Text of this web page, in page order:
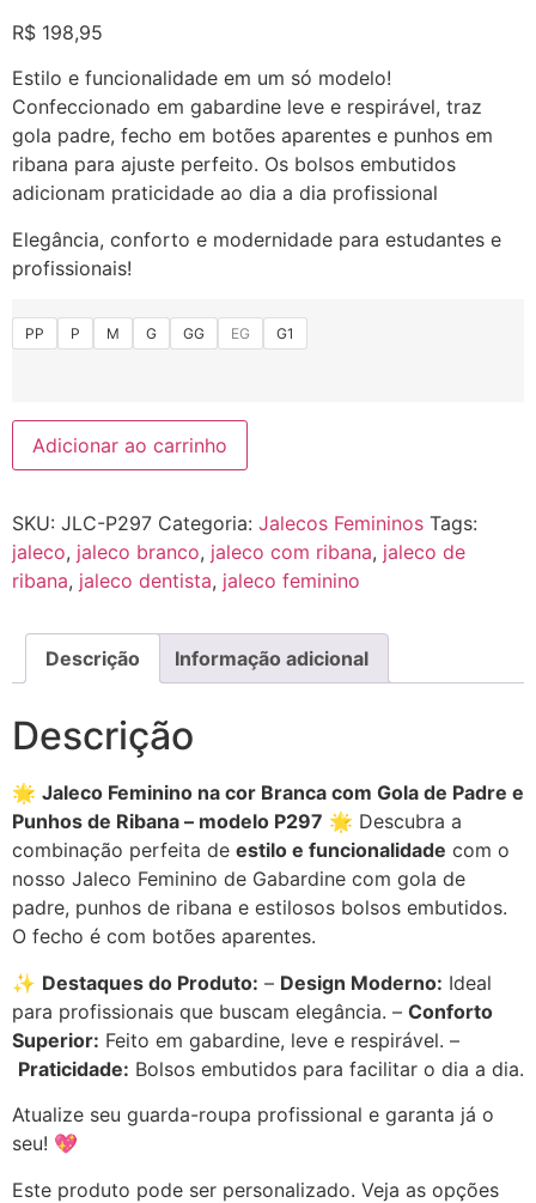
R$ 198,95
Estilo e funcionalidade em um só modelo!
Confeccionado em gabardine leve e respirável, traz
gola padre, fecho em botões aparentes e punhos em
ribana para ajuste perfeito. Os bolsos embutidos
adicionam praticidade ao dia a dia profissional
Elegância, conforto e modernidade para estudantes e
profissionais!
PP P M G GG EG G1
Adicionar ao carrinho
SKU: JLC-P297 Categoria: Jalecos Femininos Tags:
jaleco, jaleco branco, jaleco com ribana, jaleco de
ribana, jaleco dentista, jaleco feminino
Descrição Informação adicional
Descrição
🌟 Jaleco Feminino na cor Branca com Gola de Padre e
Punhos de Ribana – modelo P297 🌟 Descubra a
combinação perfeita de estilo e funcionalidade com o
nosso Jaleco Feminino de Gabardine com gola de
padre, punhos de ribana e estilosos bolsos embutidos.
O fecho é com botões aparentes.
✨ Destaques do Produto: – Design Moderno: Ideal
para profissionais que buscam elegância. – Conforto
Superior: Feito em gabardine, leve e respirável. –
Praticidade: Bolsos embutidos para facilitar o dia a dia.
Atualize seu guarda-roupa profissional e garanta já o
seu! 💖
Este produto pode ser personalizado. Veja as opções